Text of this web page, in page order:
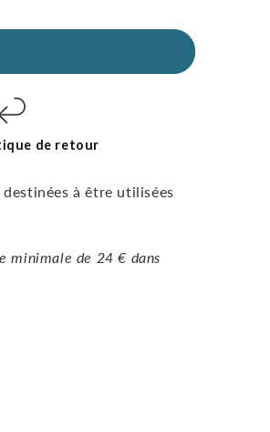
de retour
à être utilisées
minimale de 24 € dans